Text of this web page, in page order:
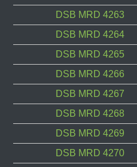
DSB MRD 4263
DSB MRD 4264
DSB MRD 4265
DSB MRD 4266
DSB MRD 4267
DSB MRD 4268
DSB MRD 4269
DSB MRD 4270